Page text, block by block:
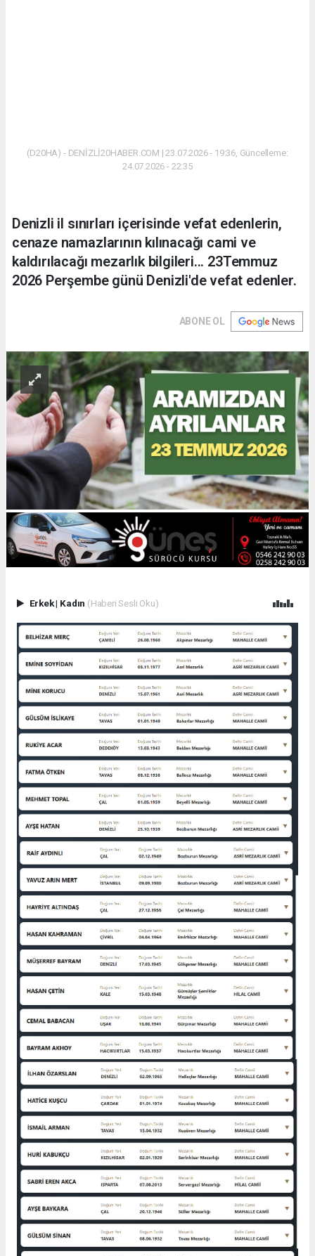
(D20HA) - DENİZLİ20HABER.COM | 23.07.2026 - 19:36, Güncelleme:
24.07.2026 - 22:35
Denizli il sınırları içerisinde vefat edenlerin,
cenaze namazlarının kılınacağı cami ve
kaldırılacağı mezarlık bilgileri... 23Temmuz
2026 Perşembe günü Denizli'de vefat edenler.
ABONE OL
Erkek| Kadın (Haberi Sesli Oku)